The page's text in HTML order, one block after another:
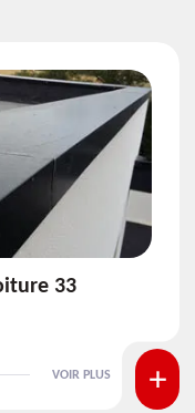
toiture 33
VOIR PLUS